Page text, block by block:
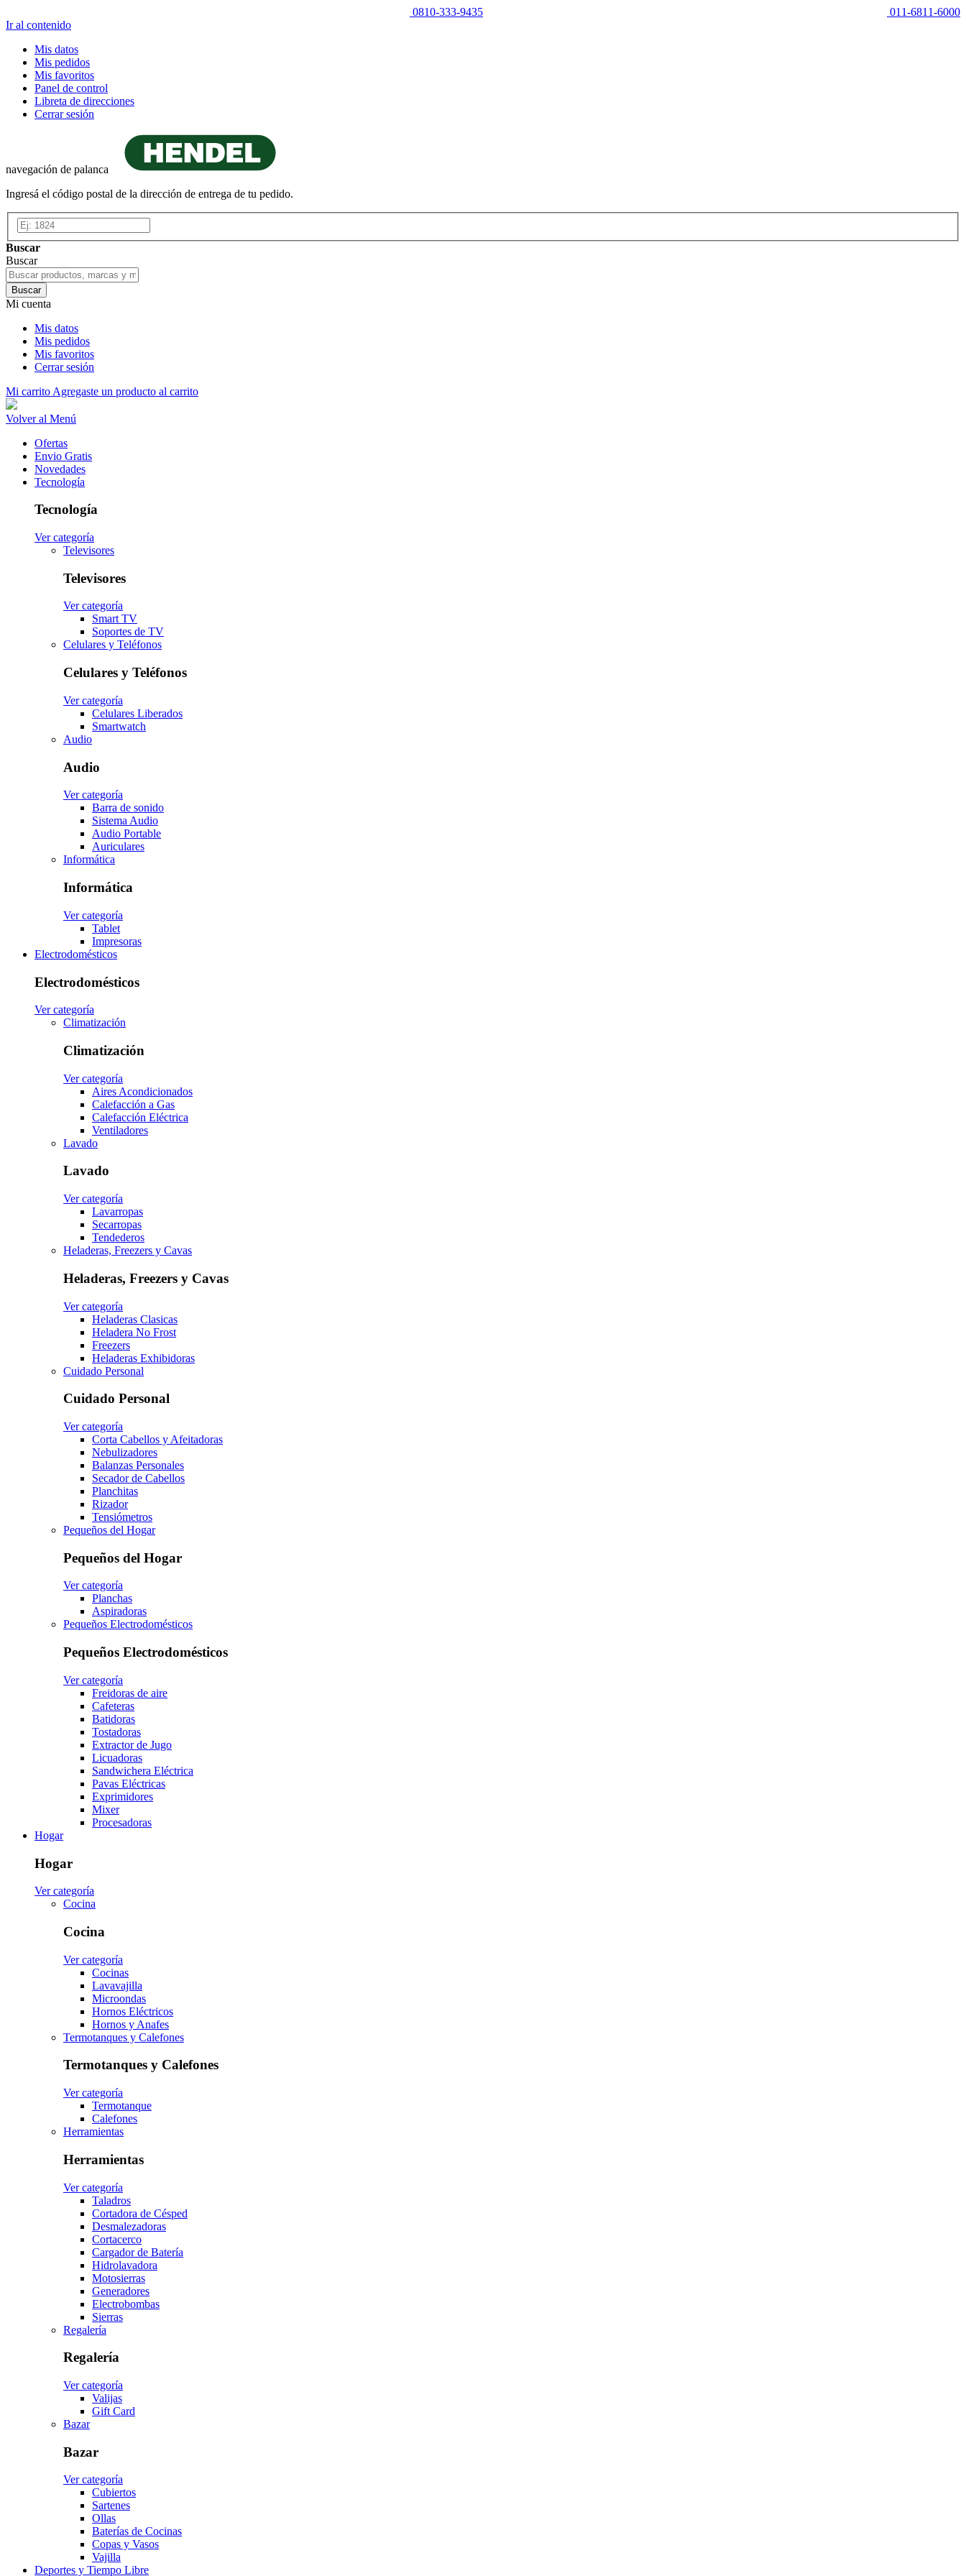
0810-333-9435
011-6811-6000
Ir al contenido
Mis datos
Mis pedidos
Mis favoritos
Panel de control
Libreta de direcciones
Cerrar sesión
navegación de palanca
Ingresá el código postal de la dirección de entrega de tu pedido.
Buscar
Buscar
Buscar
Mi cuenta
Mis datos
Mis pedidos
Mis favoritos
Cerrar sesión
Mi carrito Agregaste un producto al carrito
Volver al Menú
Ofertas
Envio Gratis
Novedades
Tecnología
Tecnología
Ver categoría
Televisores
Televisores
Ver categoría
Smart TV
Soportes de TV
Celulares y Teléfonos
Celulares y Teléfonos
Ver categoría
Celulares Liberados
Smartwatch
Audio
Audio
Ver categoría
Barra de sonido
Sistema Audio
Audio Portable
Auriculares
Informática
Informática
Ver categoría
Tablet
Impresoras
Electrodomésticos
Electrodomésticos
Ver categoría
Climatización
Climatización
Ver categoría
Aires Acondicionados
Calefacción a Gas
Calefacción Eléctrica
Ventiladores
Lavado
Lavado
Ver categoría
Lavarropas
Secarropas
Tendederos
Heladeras, Freezers y Cavas
Heladeras, Freezers y Cavas
Ver categoría
Heladeras Clasicas
Heladera No Frost
Freezers
Heladeras Exhibidoras
Cuidado Personal
Cuidado Personal
Ver categoría
Corta Cabellos y Afeitadoras
Nebulizadores
Balanzas Personales
Secador de Cabellos
Planchitas
Rizador
Tensiómetros
Pequeños del Hogar
Pequeños del Hogar
Ver categoría
Planchas
Aspiradoras
Pequeños Electrodomésticos
Pequeños Electrodomésticos
Ver categoría
Freidoras de aire
Cafeteras
Batidoras
Tostadoras
Extractor de Jugo
Licuadoras
Sandwichera Eléctrica
Pavas Eléctricas
Exprimidores
Mixer
Procesadoras
Hogar
Hogar
Ver categoría
Cocina
Cocina
Ver categoría
Cocinas
Lavavajilla
Microondas
Hornos Eléctricos
Hornos y Anafes
Termotanques y Calefones
Termotanques y Calefones
Ver categoría
Termotanque
Calefones
Herramientas
Herramientas
Ver categoría
Taladros
Cortadora de Césped
Desmalezadoras
Cortacerco
Cargador de Batería
Hidrolavadora
Motosierras
Generadores
Electrobombas
Sierras
Regalería
Regalería
Ver categoría
Valijas
Gift Card
Bazar
Bazar
Ver categoría
Cubiertos
Sartenes
Ollas
Baterías de Cocinas
Copas y Vasos
Vajilla
Deportes y Tiempo Libre